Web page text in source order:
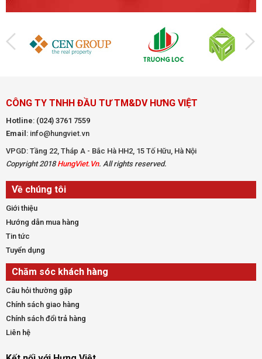
CÔNG TY TNHH ĐẦU TƯ TM&DV HƯNG VIỆT
Hotline: (024) 3761 7559
Email : info@hungviet.vn
VPGD: Tầng 22, Tháp A - Bắc Hà HH2, 15 Tố Hữu, Hà Nội
Copyright 2018HungViet.Vn. All rights reserved.
Về chúng tôi
Giới thiệu
Hướng dẫn mua hàng
Tin tức
Tuyển dụng
Chăm sóc khách hàng
Câu hỏi thường gặp
Chính sách giao hàng
Chính sách đổi trả hàng
Liên hệ